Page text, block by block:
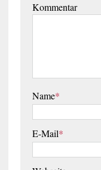
Kommentar
Name*
E-Mail*